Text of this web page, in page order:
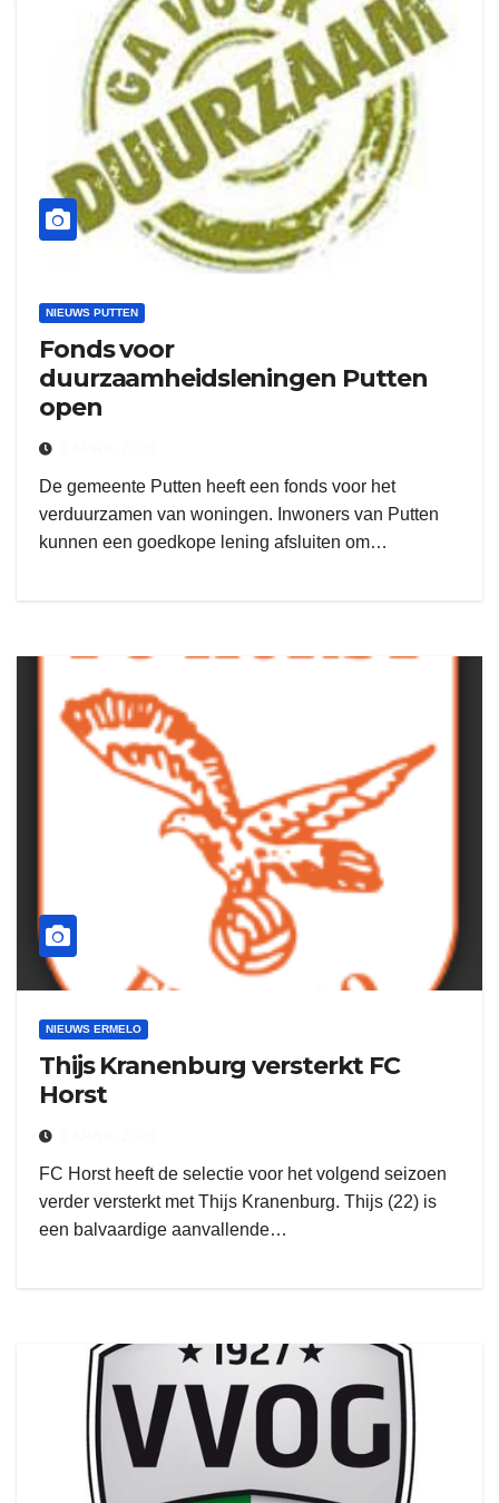
NIEUWS PUTTEN
Fonds voor
duurzaamheidsleningen Putten
open
De gemeente Putten heeft een fonds voor het
verduurzamen van woningen. Inwoners van Putten
kunnen een goedkope lening afsluiten om…
NIEUWS ERMELO
Thijs Kranenburg versterkt FC
Horst
FC Horst heeft de selectie voor het volgend seizoen
verder versterkt met Thijs Kranenburg. Thijs (22) is
een balvaardige aanvallende…